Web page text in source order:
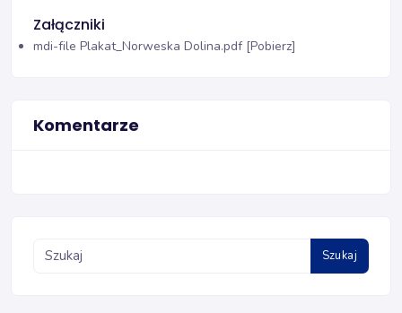
Załączniki
mdi-file Plakat_Norweska Dolina.pdf [Pobierz]
Komentarze
Szukaj